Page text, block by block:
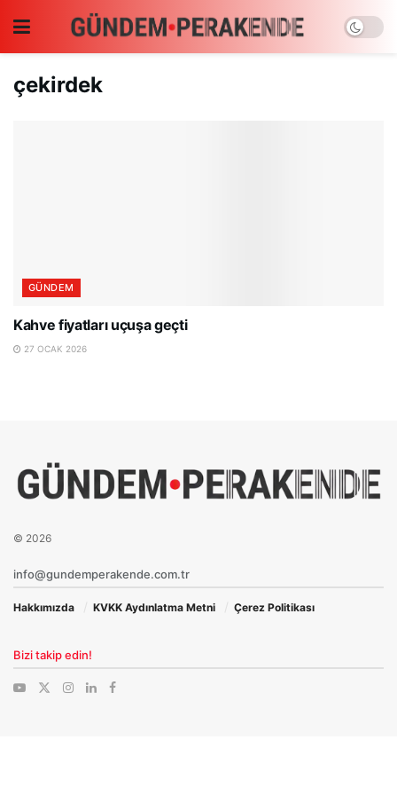
çekirdek
GÜNDEM
Kahve fiyatları uçuşa geçti
27 OCAK 2026
© 2026
info@gundemperakende.com.tr
Hakkımızda KVKK Aydınlatma Metni Çerez Politikası
Bizi takip edin!